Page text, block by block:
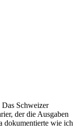
Schweizer
der die Ausgaben
dokumentierte wie ich